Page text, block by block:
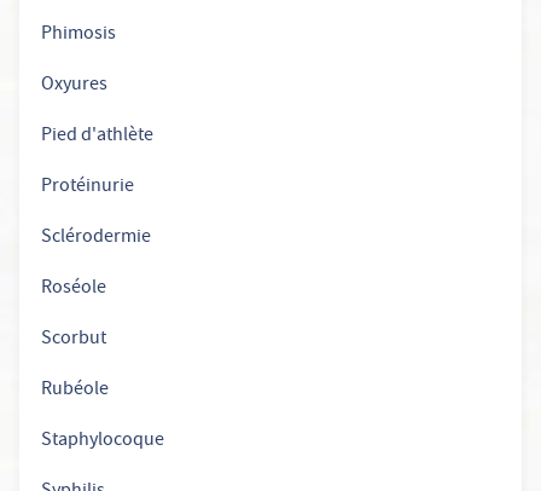
Phimosis
Oxyures
Pied d'athlète
Protéinurie
Sclérodermie
Roséole
Scorbut
Rubéole
Staphylocoque